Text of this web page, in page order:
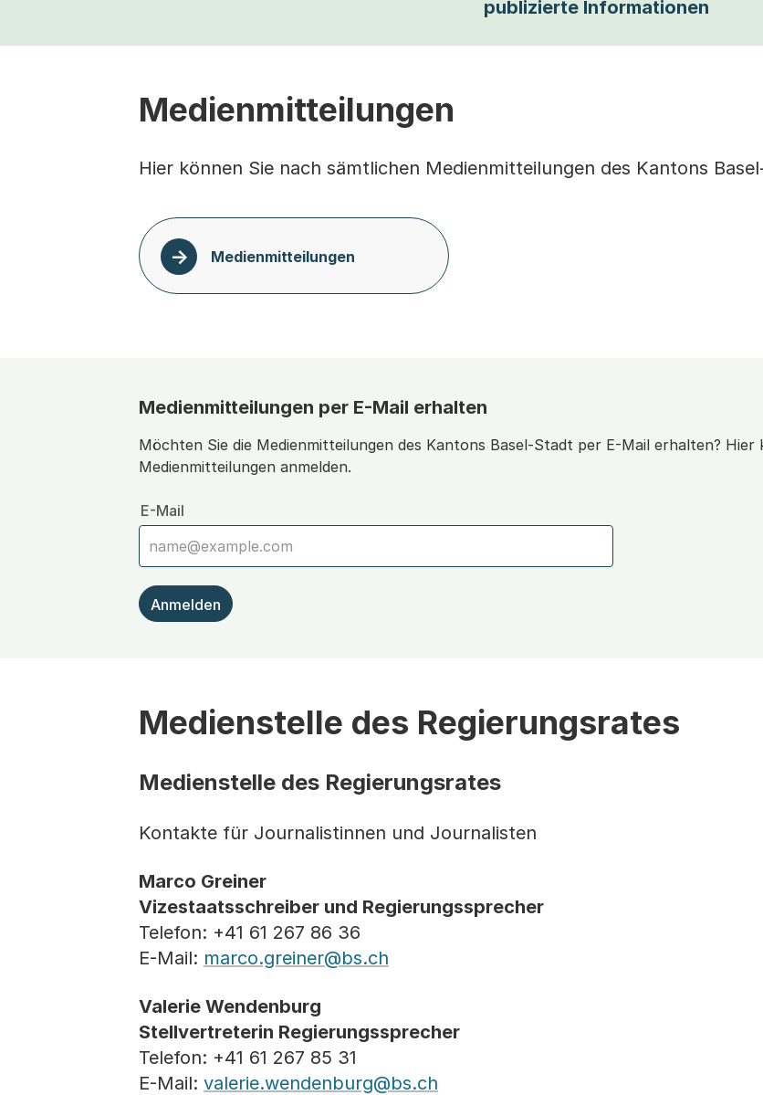
publizierte Informationen
Medienmitteilungen
Hier können Sie nach sämtlichen Medienmitteilungen des Kantons
Medienmitteilungen
Medienmitteilungen per E-Mail erhalten
Möchten Sie die Medienmitteilungen des Kantons Basel-Stadt per E-Mail erhalten?
Medienmitteilungen anmelden.
E-Mail
Anmelden
Medienstelle des Regierungsrates
Medienstelle des Regierungsrates
Kontakte für Journalistinnen und Journalisten
Marco Greiner
Vizestaatsschreiber und Regierungssprecher
Telefon: +41 61 267 86 36
E-Mail: marco.greiner@bs.ch
Valerie Wendenburg
Stellvertreterin Regierungssprecher
Telefon: +41 61 267 85 31
E-Mail: valerie.wendenburg@bs.ch